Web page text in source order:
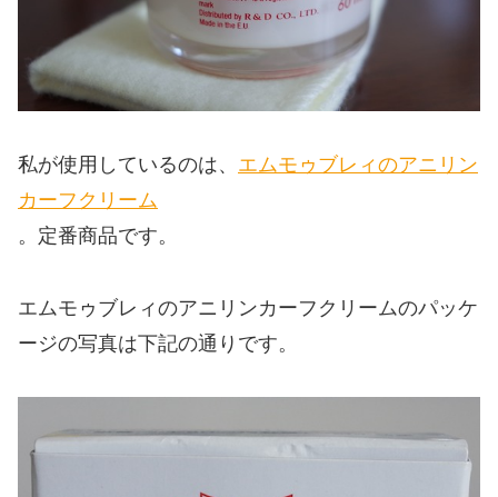
私が使用しているのは、 エムモゥブレィのアニリン
カーフクリーム
。定番商品です。
エムモゥブレィのアニリンカーフクリームのパッケ
ージの写真は下記の通りです。